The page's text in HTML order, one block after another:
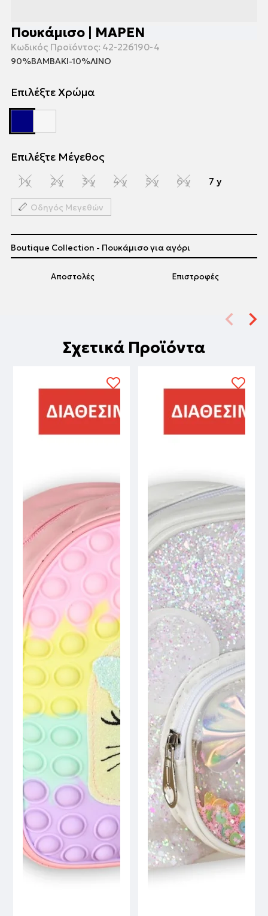
Πουκάμισο | ΜΑΡΕΝ
Κωδικός Προϊόντος: 42-226190-4
90%ΒΑΜΒΑΚΙ-10%ΛΙΝΟ
Επιλέξτε Χρώμα
Επιλέξτε Μέγεθος
1 y 2 y 3 y 4 y 5 y 6 y 7 y
Οδηγός Μεγεθών
Αποστολές Επιστροφές
Boutique Collection - Πουκάμισο για αγόρι
Σχετικά Προϊόντα